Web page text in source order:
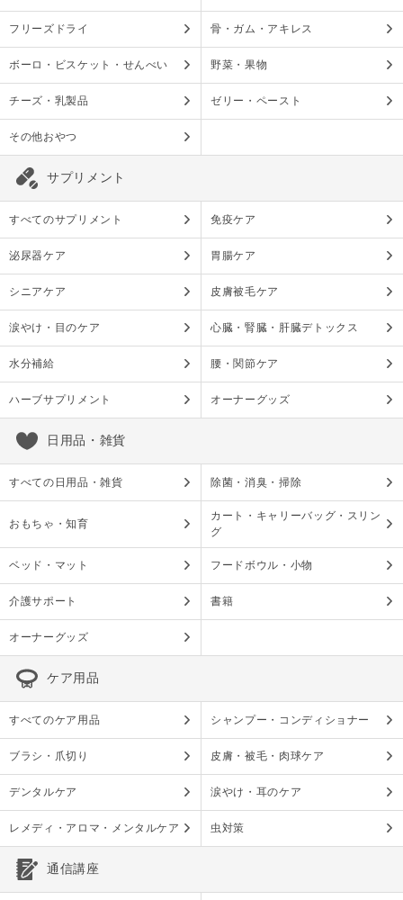
フリーズドライ 骨・ガム・アキレス
ボーロ・ビスケット・せんべい 野菜・果物
チーズ・乳製品 ゼリー・ペースト
その他おやつ
サプリメント
すべてのサプリメント 免疫ケア
泌尿器ケア 胃腸ケア
シニアケア 皮膚被毛ケア
涙やけ・目のケア 心臓・腎臓・肝臓デトックス
水分補給 腰・関節ケア
ハーブサプリメント オーナーグッズ
日用品・雑貨
すべての日用品・雑貨 除菌・消臭・掃除
おもちゃ・知育
カート・キャリーバッグ・スリン
グ
ベッド・マット フードボウル・小物
介護サポート 書籍
オーナーグッズ
ケア用品
すべてのケア用品 シャンプー・コンディショナー
ブラシ・爪切り 皮膚・被毛・肉球ケア
デンタルケア 涙やけ・耳のケア
レメディ・アロマ・メンタルケア 虫対策
通信講座